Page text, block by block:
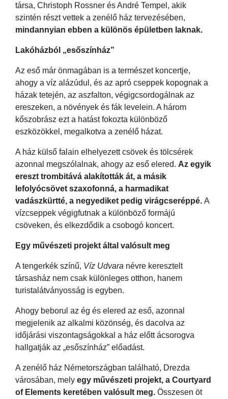
társa, Christoph Rossner és André Tempel, akik
szintén részt vettek a zenélő ház tervezésében,
mindannyian ebben a különös épületben laknak.
Lakóházból „esőszínház”
Az eső már önmagában is a természet koncertje,
ahogy a víz alázúdul, és az apró cseppek kopognak a
házak tetején, az aszfalton, végigcsordogálnak az
ereszeken, a növények és fák levelein. A három
kőszobrász ezt a hatást fokozta különböző
eszközökkel, megalkotva a zenélő házat.
A ház külső falain elhelyezett csövek és tölcsérek
azonnal megszólalnak, ahogy az eső elered. Az egyik
ereszt trombitává alakították át, a másik
lefolyócsövet szaxofonná, a harmadikat
vadászkürtté, a negyediket pedig virágcseréppé. A
vízcseppek végigfutnak a különböző formájú
csöveken, és elkezdődik a csobogó koncert.
Egy művészeti projekt által valósult meg
A tengerkék színű, Víz Udvara névre keresztelt
társasház nem csak különleges otthon, hanem
turistalátványosság is egyben.
Ahogy beborul az ég és elered az eső, azonnal
megjelenik az alkalmi közönség, és dacolva az
időjárási viszontagságokkal a ház előtt ácsorogva
hallgatják az „esőszínház” előadást.
A zenélő ház Németországban található, Drezda
városában, mely egy művészeti projekt, a Courtyard
of Elements keretében valósult meg. Összesen öt